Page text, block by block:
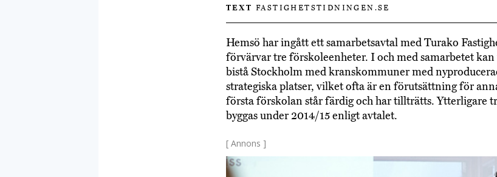
TEXT FASTIGHETSTIDNINGEN.SE
Hemsö har ingått ett samarbetsavtal med Turako
förvärvar tre förskoleenheter. I och med samarbetet kan
bistå Stockholm med kranskommuner med
strategiska platser, vilket ofta är en förutsättning för
första förskolan står färdig och har tillträtts. Ytterligare
byggas under 2014/15 enligt avtalet.
[ Annons ]